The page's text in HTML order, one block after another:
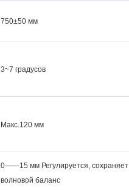
750±50 мм
3~7 градусов
Макс.120 мм
0——15 мм Регулируется, сохраняет
волновой баланс